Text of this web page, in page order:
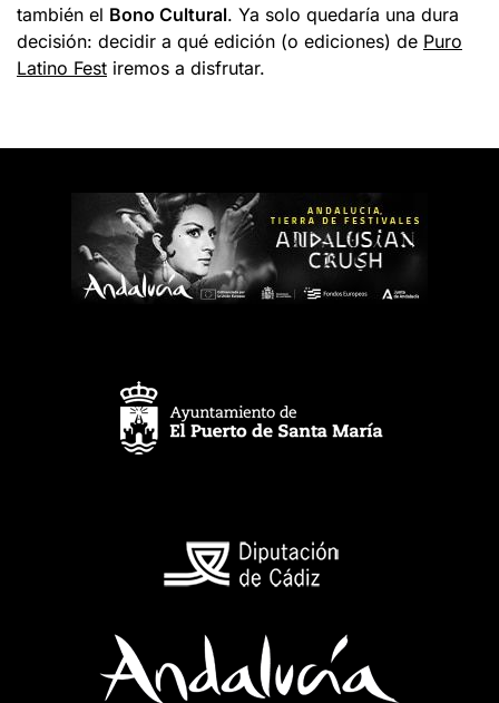
también el Bono Cultural. Ya solo quedaría una dura
decisión: decidir a qué edición (o ediciones) de Puro
Latino Fest iremos a disfrutar.